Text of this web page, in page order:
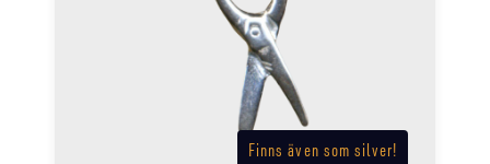
Finns även som silver!